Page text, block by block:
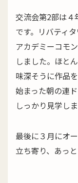
交流会第2部は４
です。リバティ
アカデミーコモ
しました。ほと
味深そうに作品
始まった朝の連
しっかり見学しま
最後に３月にオ
立ち寄り、あっ